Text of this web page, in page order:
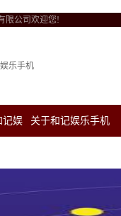
限公司欢迎您!
乐手机
记娱 关于和记娱乐手机